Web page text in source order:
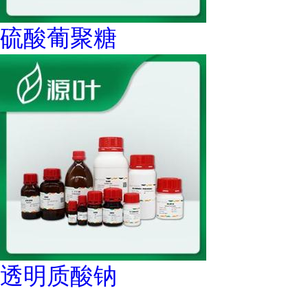
硫酸葡聚糖
透明质酸钠